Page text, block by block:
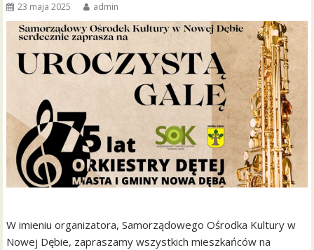
23 maja 2025 admin
W imieniu organizatora, Samorządowego Ośrodka Kultury w
Nowej Dębie, zapraszamy wszystkich mieszkańców na